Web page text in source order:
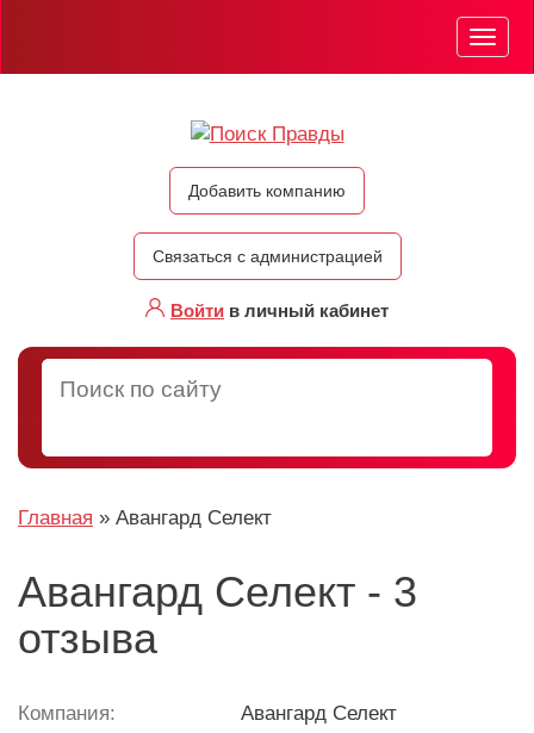
Добавить компанию
Связаться с администрацией
Войти в личный кабинет
Меню
Главная » Авангард Селект
Авангард Селект - 3
отзыва
Компания: Авангард Селект